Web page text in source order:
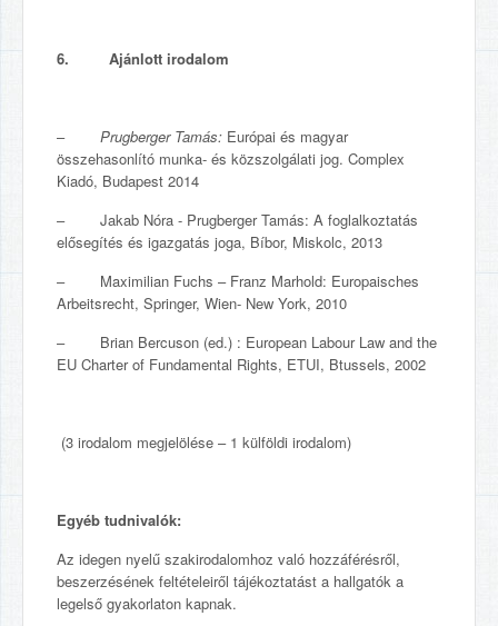
6. Ajánlott irodalom
– Prugberger Tamás: Európai és magyar
összehasonlító munka- és közszolgálati jog. Complex
Kiadó, Budapest 2014
– Jakab Nóra - Prugberger Tamás: A foglalkoztatás
elősegítés és igazgatás joga, Bíbor, Miskolc, 2013
– Maximilian Fuchs – Franz Marhold: Europaisches
Arbeitsrecht, Springer, Wien- New York, 2010
– Brian Bercuson (ed.) : European Labour Law and the
EU Charter of Fundamental Rights, ETUI, Btussels, 2002
(3 irodalom megjelölése – 1 külföldi irodalom)
Egyéb tudnivalók:
Az idegen nyelű szakirodalomhoz való hozzáférésről,
beszerzésének feltételeiről tájékoztatást a hallgatók a
legelső gyakorlaton kapnak.